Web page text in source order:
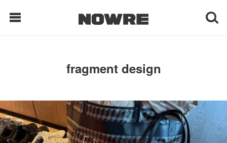
每日鲜榨
现客视点
每日栏目
fragment design